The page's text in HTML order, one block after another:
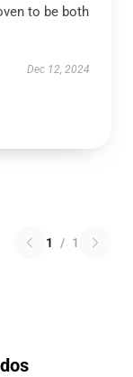
to be both
Dec 12, 2024
1 / 1